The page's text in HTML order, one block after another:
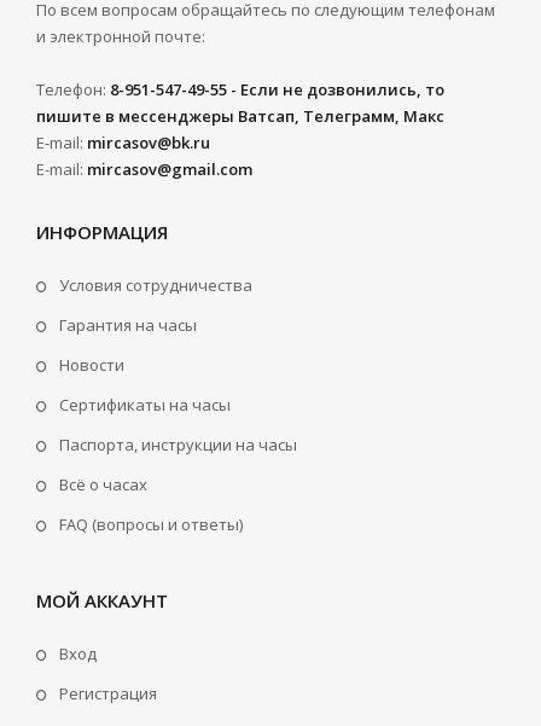
По всем вопросам обращайтесь по следующим телефонам
и электронной почте:
Телефон: 8-951-547-49-55 - Если не дозвонились, то
пишите в мессенджеры Ватсап, Телеграмм, Макс
E-mail: mircasov@bk.ru
E-mail: mircasov@gmail.com
ИНФОРМАЦИЯ
Условия сотрудничества
Гарантия на часы
Новости
Сертификаты на часы
Паспорта, инструкции на часы
Всё о часах
FAQ (вопросы и ответы)
МОЙ АККАУНТ
Вход
Регистрация